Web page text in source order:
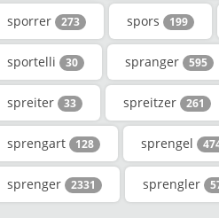
sporrer 273 spors 199
sportelli 30 spranger 595
spreiter 33 spreitzer 261
sprengart 128 sprengel
sprenger 2331 sprengler